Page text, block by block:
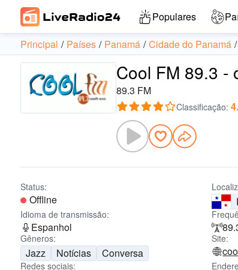
Populares
Principal Países Panamá Cidade do Panamá
Cool FM 89.3 -
89.3 FM
Classificação:
Status:
Offline
Idioma de transmissão:
Espanhol
Gêneros:
Jazz Notícias Conversa
Site:
Redes sociais: